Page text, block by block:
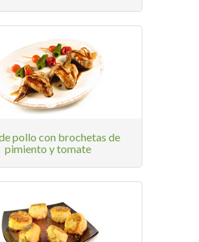
pollo con brochetas de
pimiento y tomate